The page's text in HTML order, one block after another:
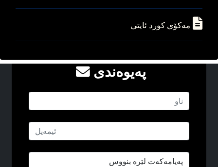
مه‌کۆی کورد ئایتی
په‌یوه‌ندی